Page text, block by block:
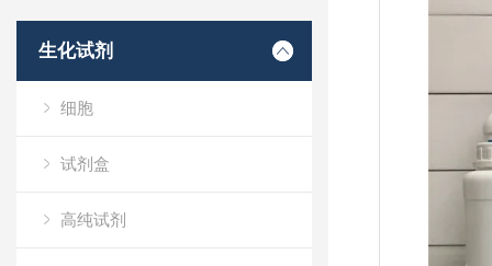
生化试剂
细胞
试剂盒
高纯试剂